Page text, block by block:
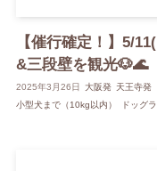
【催行確定！】5/
&三段壁を観光🐶🌊
2025年3月26日 大阪発 天王寺発
小型犬まで（10kg以内）
ドッグ